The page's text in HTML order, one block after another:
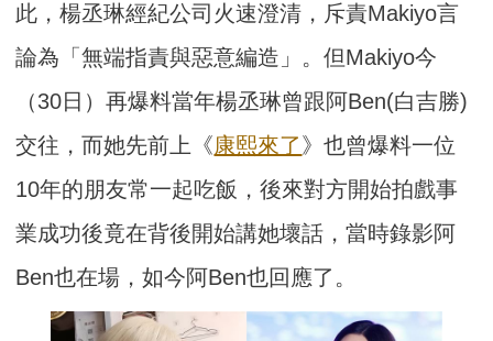
此，楊丞琳經紀公司火速澄清，斥責Makiyo言
論為「無端指責與惡意編造」。但Makiyo今
（30日）再爆料當年楊丞琳曾跟阿Ben(白吉勝)
交往，而她先前上《康熙來了》也曾爆料一位
10年的朋友常一起吃飯，後來對方開始拍戲事
業成功後竟在背後開始講她壞話，當時錄影阿
Ben也在場，如今阿Ben也回應了。